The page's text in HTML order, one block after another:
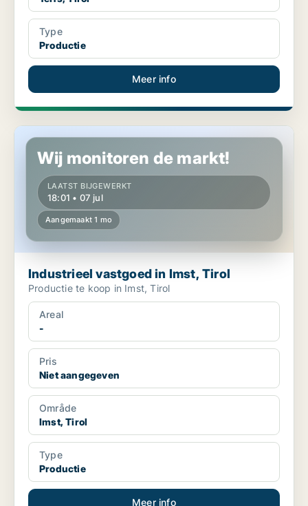
Type
Productie
Meer info
Industrieel vastgoed in Imst, Tirol
Wij monitoren de markt!
LAATST BIJGEWERKT
18:01 • 07 jul
Aangemaakt 1 mo
Industrieel vastgoed in Imst, Tirol
Productie te koop in Imst, Tirol
Areal
-
Pris
Niet aangegeven
Område
Imst, Tirol
Type
Productie
Meer info